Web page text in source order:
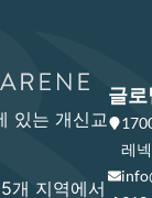
있는 개신교
개 지역에서
글로
레